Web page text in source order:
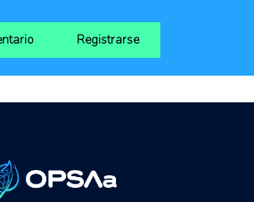
Registrarse